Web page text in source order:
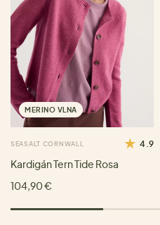
MERINO VLNA
SEASALT CORNWALL 4.9
Kardigán Tern Tide Rosa
104,90 €